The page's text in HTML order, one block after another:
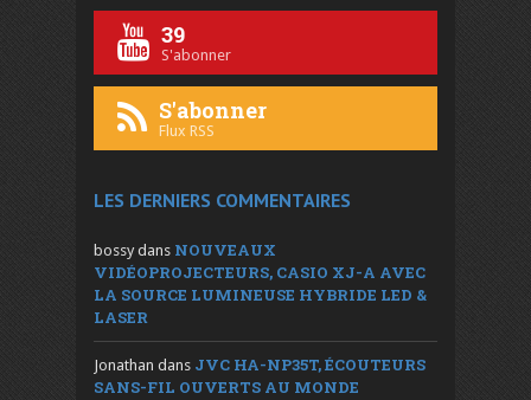
39
S'abonner
S'abonner
Flux RSS
LES DERNIERS COMMENTAIRES
bossy dans NOUVEAUX
VIDÉOPROJECTEURS, CASIO XJ-A AVEC
LA SOURCE LUMINEUSE HYBRIDE LED &
LASER
Jonathan dans JVC HA-NP35T, ÉCOUTEURS
SANS-FIL OUVERTS AU MONDE